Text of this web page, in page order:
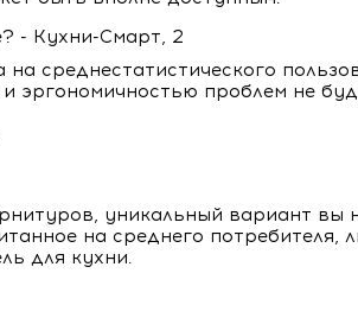
среднестатистического
эргономичностью проблем не
уникальный вариант вы
на среднего потребителя,
для кухни.